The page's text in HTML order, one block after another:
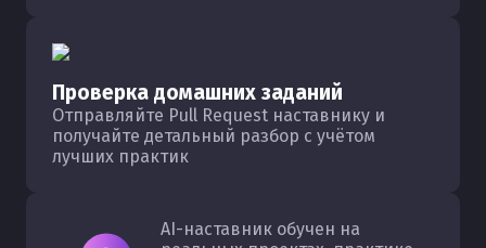
Проверка домашних заданий
Отправляйте Pull Request наставнику и
получайте детальный разбор с учётом
лучших практик
AI-наставник обучен на